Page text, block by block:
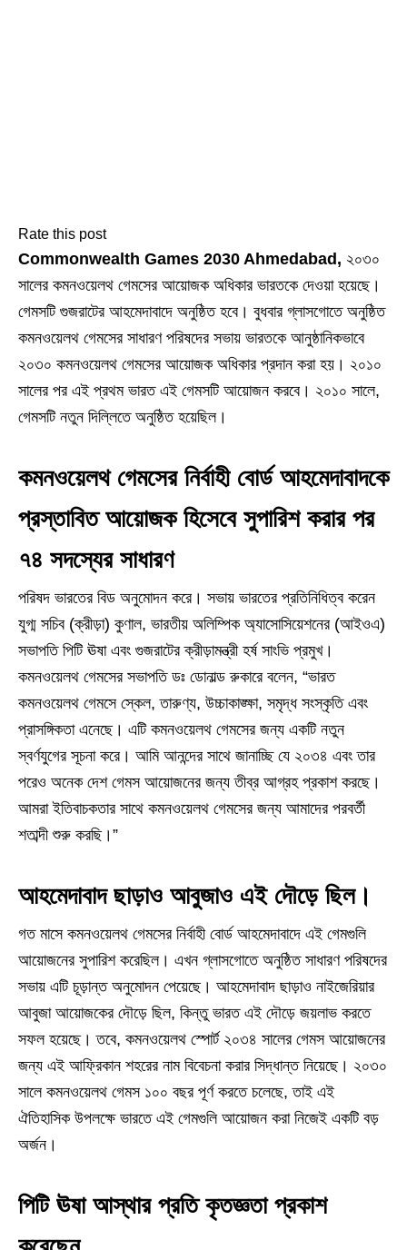
Rate this post
Commonwealth Games 2030 Ahmedabad, ২০৩০
সালের কমনওয়েলথ গেমসের আয়োজক অধিকার ভারতকে দেওয়া হয়েছে।
গেমসটি গুজরাটের আহমেদাবাদে অনুষ্ঠিত হবে। বুধবার গ্লাসগোতে অনুষ্ঠিত
কমনওয়েলথ গেমসের সাধারণ পরিষদের সভায় ভারতকে আনুষ্ঠানিকভাবে
২০৩০ কমনওয়েলথ গেমসের আয়োজক অধিকার প্রদান করা হয়। ২০১০
সালের পর এই প্রথম ভারত এই গেমসটি আয়োজন করবে। ২০১০ সালে,
গেমসটি নতুন দিল্লিতে অনুষ্ঠিত হয়েছিল।
কমনওয়েলথ গেমসের নির্বাহী বোর্ড আহমেদাবাদকে
প্রস্তাবিত আয়োজক হিসেবে সুপারিশ করার পর
৭৪ সদস্যের সাধারণ
পরিষদ ভারতের বিড অনুমোদন করে। সভায় ভারতের প্রতিনিধিত্ব করেন
যুগ্ম সচিব (ক্রীড়া) কুণাল, ভারতীয় অলিম্পিক অ্যাসোসিয়েশনের (আইওএ)
সভাপতি পিটি ঊষা এবং গুজরাটের ক্রীড়ামন্ত্রী হর্ষ সাংভি প্রমুখ।
কমনওয়েলথ গেমসের সভাপতি ডঃ ডোনাল্ড রুকারে বলেন, “ভারত
কমনওয়েলথ গেমসে স্কেল, তারুণ্য, উচ্চাকাঙ্ক্ষা, সমৃদ্ধ সংস্কৃতি এবং
প্রাসঙ্গিকতা এনেছে। এটি কমনওয়েলথ গেমসের জন্য একটি নতুন
স্বর্ণযুগের সূচনা করে। আমি আনন্দের সাথে জানাচ্ছি যে ২০৩৪ এবং তার
পরেও অনেক দেশ গেমস আয়োজনের জন্য তীব্র আগ্রহ প্রকাশ করছে।
আমরা ইতিবাচকতার সাথে কমনওয়েলথ গেমসের জন্য আমাদের পরবর্তী
শতাব্দী শুরু করছি।”
আহমেদাবাদ ছাড়াও আবুজাও এই দৌড়ে ছিল।
গত মাসে কমনওয়েলথ গেমসের নির্বাহী বোর্ড আহমেদাবাদে এই গেমগুলি
আয়োজনের সুপারিশ করেছিল। এখন গ্লাসগোতে অনুষ্ঠিত সাধারণ পরিষদের
সভায় এটি চূড়ান্ত অনুমোদন পেয়েছে। আহমেদাবাদ ছাড়াও নাইজেরিয়ার
আবুজা আয়োজকের দৌড়ে ছিল, কিন্তু ভারত এই দৌড়ে জয়লাভ করতে
সফল হয়েছে। তবে, কমনওয়েলথ স্পোর্ট ২০৩৪ সালের গেমস আয়োজনের
জন্য এই আফ্রিকান শহরের নাম বিবেচনা করার সিদ্ধান্ত নিয়েছে। ২০৩০
সালে কমনওয়েলথ গেমস ১০০ বছর পূর্ণ করতে চলেছে, তাই এই
ঐতিহাসিক উপলক্ষে ভারতে এই গেমগুলি আয়োজন করা নিজেই একটি বড়
অর্জন।
পিটি ঊষা আস্থার প্রতি কৃতজ্ঞতা প্রকাশ